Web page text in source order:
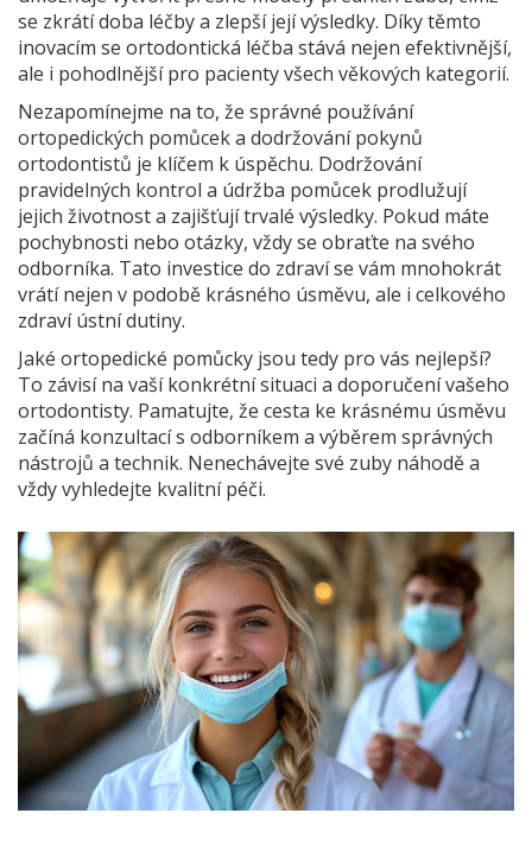
se zkrátí doba léčby a zlepší její výsledky. Díky těmto
inovacím se ortodontická léčba stává nejen efektivnější,
ale i pohodlnější pro pacienty všech věkových kategorií.
Nezapomínejme na to, že správné používání
ortopedických pomůcek a dodržování pokynů
ortodontistů je klíčem k úspěchu. Dodržování
pravidelných kontrol a údržba pomůcek prodlužují
jejich životnost a zajišťují trvalé výsledky. Pokud máte
pochybnosti nebo otázky, vždy se obraťte na svého
odborníka. Tato investice do zdraví se vám mnohokrát
vrátí nejen v podobě krásného úsměvu, ale i celkového
zdraví ústní dutiny.
Jaké ortopedické pomůcky jsou tedy pro vás nejlepší?
To závisí na vaší konkrétní situaci a doporučení vašeho
ortodontisty. Pamatujte, že cesta ke krásnému úsměvu
začíná konzultací s odborníkem a výběrem správných
nástrojů a technik. Nenechávejte své zuby náhodě a
vždy vyhledejte kvalitní péči.